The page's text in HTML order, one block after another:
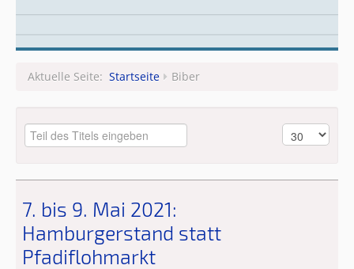
Kontakt
Aktuelle Seite: Startseite Biber
7. bis 9. Mai 2021:
Hamburgerstand statt
Pfadiflohmarkt